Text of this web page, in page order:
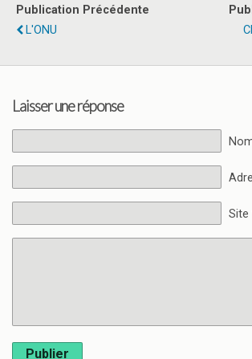
Publication Précédente
L'ONU
Laisser une réponse
Site
Publier